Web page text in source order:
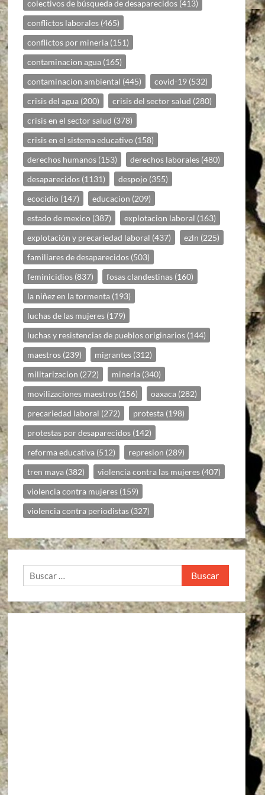
colectivos de búsqueda de desaparecidos (413)
conflictos laborales (465)
conflictos por mineria (151)
contaminacion agua (165)
contaminacion ambiental (445) covid-19 (532)
crisis del agua (200) crisis del sector salud (280)
crisis en el sector salud (378)
crisis en el sistema educativo (158)
derechos humanos (153) derechos laborales (480)
desaparecidos (1131) despojo (355)
ecocidio (147) educacion (209)
estado de mexico (387) explotacion laboral (163)
explotación y precariedad laboral (437) ezln (225)
familiares de desaparecidos (503)
feminicidios (837) fosas clandestinas (160)
la niñez en la tormenta (193)
luchas de las mujeres (179)
luchas y resistencias de pueblos originarios (144)
maestros (239) migrantes (312)
militarizacion (272) mineria (340)
movilizaciones maestros (156) oaxaca (282)
precariedad laboral (272) protesta (198)
protestas por desaparecidos (142)
reforma educativa (512) represion (289)
tren maya (382) violencia contra las mujeres (407)
violencia contra mujeres (159)
violencia contra periodistas (327)
Buscar: